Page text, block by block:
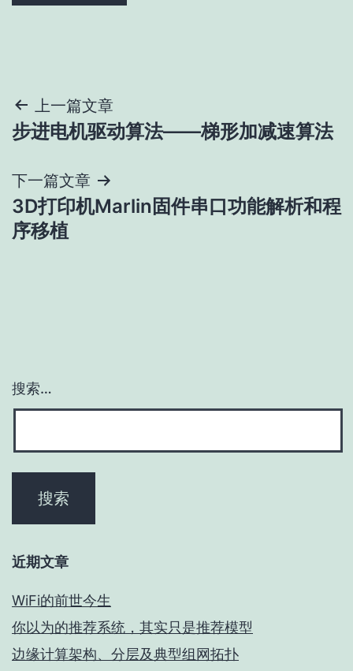
文
章
导
航
上一篇文章
步进电机驱动算法——梯形加减速算法
下一篇文章
3D打印机Marlin固件串口功能解析和程
序移植
搜索…
近期文章
WiFi的前世今生
你以为的推荐系统，其实只是推荐模型
边缘计算架构、分层及典型组网拓扑